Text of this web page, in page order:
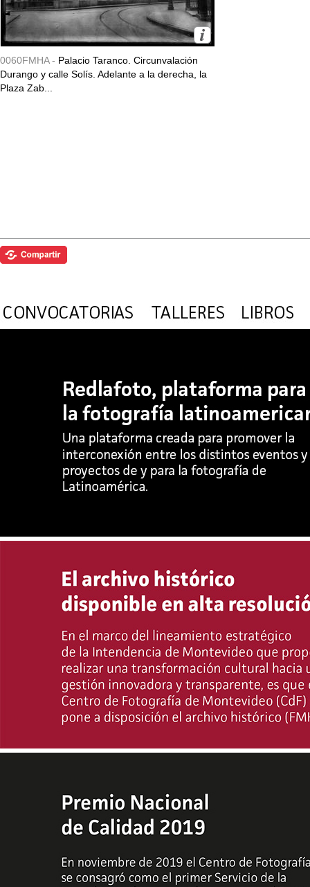
0060FMHA - Palacio Taranco. Circunvalación
Durango y calle Solís. Adelante a la derecha, la
Plaza Zab...